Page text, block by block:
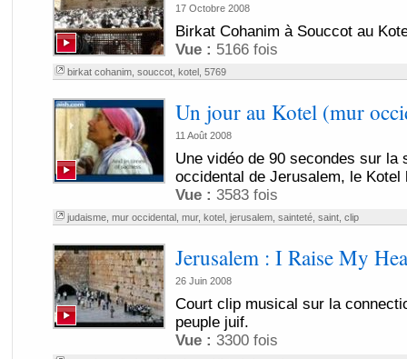
17 Octobre 2008
Birkat Cohanim à Souccot au
Vue : 5166 fois
birkat cohanim, souccot, kotel, 5769
Un jour au Kotel (mur
11 Août 2008
Une vidéo de 90 secondes sur la
occidental de Jerusalem, le Kotel
Vue : 3583 fois
judaisme, mur occidental, mur, kotel, jerusalem, sainteté, saint, clip
Jerusalem : I Raise My
26 Juin 2008
Court clip musical sur la
peuple juif.
Vue : 3300 fois